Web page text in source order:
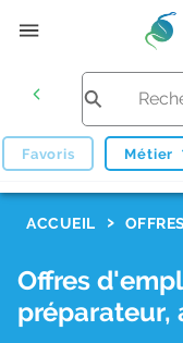
Favoris Métier
ACCUEIL
Offres
préparateur,